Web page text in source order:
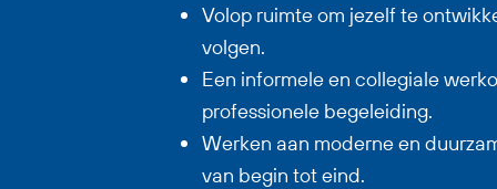
Volop ruimte om jezelf te
volgen.
Een informele en collegiale
professionele begeleiding.
Werken aan moderne en
van begin tot eind.